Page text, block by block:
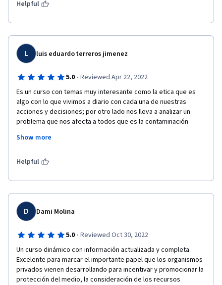
más interactivas, esta bien que no sean larga y sean acordes
Helpful
L luis eduardo terreros jimenez
5.0 · Reviewed Apr 22, 2022
Es un curso con temas muy interesante como la etica que es
algo con lo que vivimos a diario con cada una de nuestras
acciones y decisiones; por otro lado nos lleva a analizar un
problema que nos afecta a todos que es la contaminación
y empezar a cambiar nuestros habitos o acciones para no
empezar el cambio.
Show more
Helpful
D Dami Molina
5.0 · Reviewed Oct 30, 2022
Un curso dinámico con información actualizada y completa.
Excelente para marcar el importante papel que los organismos
privados vienen desarrollando para incentivar y promocionar la
protección del medio, la consideración de los recursos